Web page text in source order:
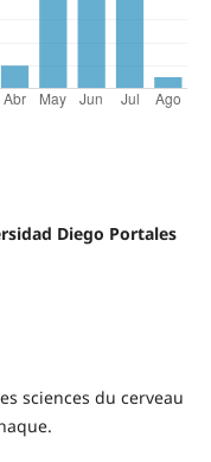
Diego Portales
sciences du cerveau